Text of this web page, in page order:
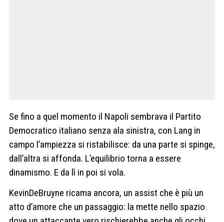
Se fino a quel momento il Napoli sembrava il Partito
Democratico italiano senza ala sinistra, con Lang in
campo l’ampiezza si ristabilisce: da una parte si spinge,
dall’altra si affonda. L’equilibrio torna a essere
dinamismo. E da lì in poi si vola.
KevinDeBruyne ricama ancora, un assist che è più un
atto d’amore che un passaggio: la mette nello spazio